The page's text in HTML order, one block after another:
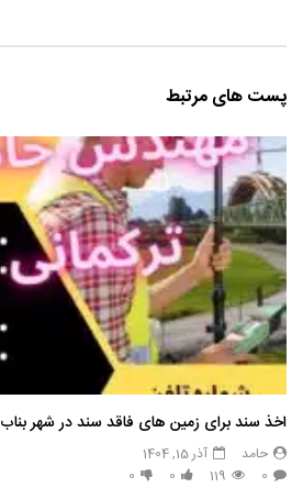
پست های مرتبط
اخذ سند برای زمین های فاقد سند در شهر بناب
حامد
آذر 15, 1404
0
119
0
0